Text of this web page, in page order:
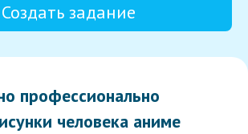
Создать задание
профессионально
человека аниме